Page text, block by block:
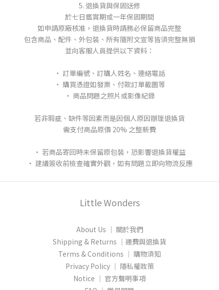
5. 退換貨與保固送修
於七日鑑賞期或一年保固期間
如申請原廠核准，退換貨時請務必保留商品完整
包含商品、配件、外包裝、所有隨附文宣等皆須完整無損
並向客服人員提供以下資料：
‧ 訂單編號、訂購人姓名、連絡電話
‧ 購買憑證如發票、付款訂單截圖等
‧ 商品問題之照片或影像紀錄
若非瑕疵、缺件等因素而是因個人原因辦理退換貨
需支付商品原價 20% 之整新費
‧ 若商品寄回時未保留原包裝，恐影響退換貨權益
‧ 建議簽收前檢查確實外觀，如有問題立即向物流反應
Little Wonders
About Us │ 關於我們
Shipping & Returns │運費與退換貨
Terms & Conditions │ 購物須知
Privacy Policy │ 隱私權政策
Notice │ 官方聲明事項